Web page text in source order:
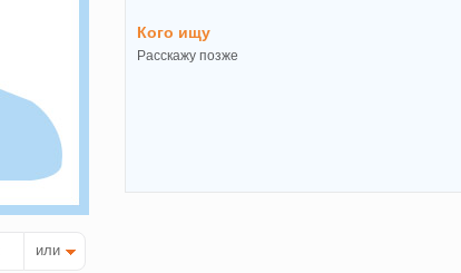
или
Кого ищу
Расскажу позже